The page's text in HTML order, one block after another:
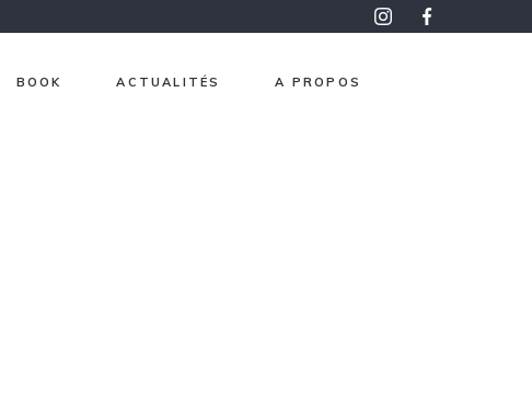
BOOK ACTUALITÉS A PROPOS